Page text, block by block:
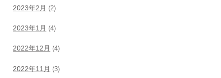
2023年2月 (2)
2023年1月 (4)
2022年12月 (4)
2022年11月 (3)